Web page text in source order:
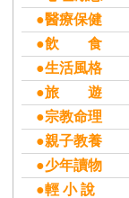
●醫療保健
●飲 食
●生活風格
●旅 遊
●宗教命理
●親子教養
●少年讀物
●輕 小 說